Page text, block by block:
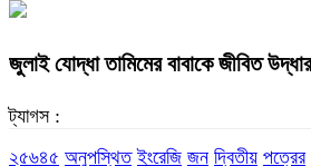
জুলাই যোদ্ধা তামিমের বাবাকে জীবিত উদ্ধার
ট্যাগস :
২৫৬৪৫ অনুপস্থিত ইংরেজি জন দ্বিতীয় পত্রের